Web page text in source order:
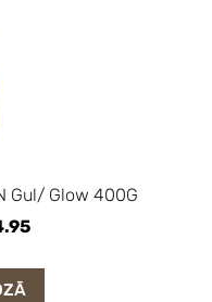
Gul/ Glow 400G